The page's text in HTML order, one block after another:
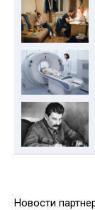
Новости